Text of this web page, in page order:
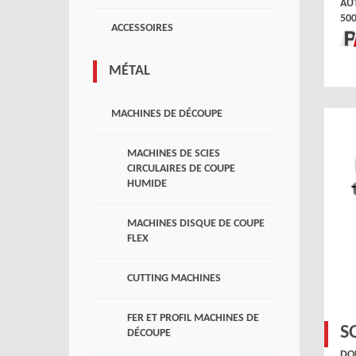
ACCESSOIRES
MÉTAL
MACHINES DE DÉCOUPE
MACHINES DE SCIES
CIRCULAIRES DE COUPE
HUMIDE
MACHINES DISQUE DE COUPE
FLEX
CUTTING MACHINES
FER ET PROFIL MACHINES DE
DÉCOUPE